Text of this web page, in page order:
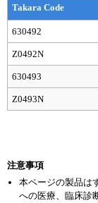
細胞選択ガイド
エピジェネティ
プロトコール集
Takara Code
630492
Z0492N
630493
Z0493N
注意事項
本ページの製品は
への医療、臨床診